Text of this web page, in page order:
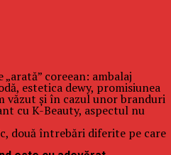
coreean: ambalaj
estetica dewy, promisiunea
văzut și în cazul unor branduri
cu K-Beauty, aspectul nu
două întrebări diferite pe care